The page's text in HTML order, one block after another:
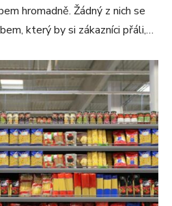
hromadně. Žádný z nich se
který by si zákazníci přáli,…